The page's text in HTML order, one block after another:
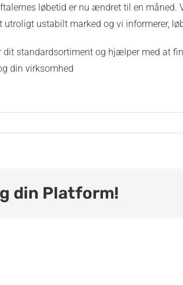
løbetid er nu ændret til en måned.
utroligt ustabilt marked og vi informerer,
dit standardsortiment og hjælper med at
din virksomhed
din Platform!